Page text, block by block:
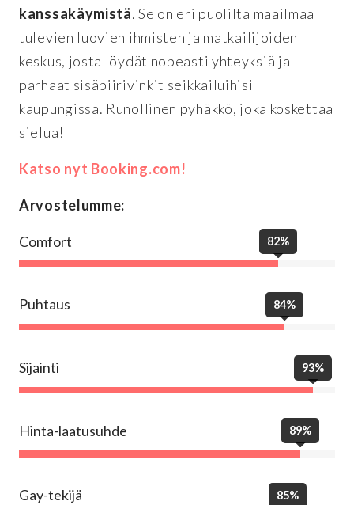
kanssakäymistä. Se on eri puolilta maailmaa
tulevien luovien ihmisten ja matkailijoiden
keskus, josta löydät nopeasti yhteyksiä ja
parhaat sisäpiirivinkit seikkailuihisi
kaupungissa. Runollinen pyhäkkö, joka koskettaa
sielua!
Katso nyt Booking.com!
Arvostelumme:
Comfort 82%
Puhtaus 84%
Sijainti 93%
Hinta-laatusuhde 89%
Gay-tekijä 85%